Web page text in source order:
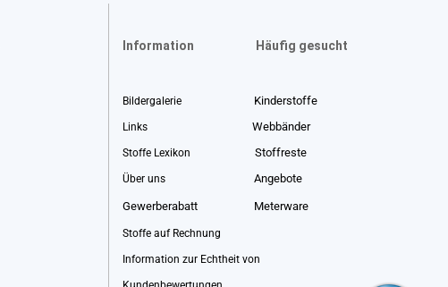
Information Häufig gesucht
Bildergalerie Kinderstoffe
Links Webbänder
Stoffe Lexikon Stoffreste
Über uns Angebote
Gewerberabatt Meterware
Stoffe auf Rechnung
Information zur Echtheit von